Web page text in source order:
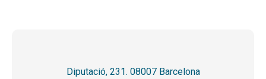
Diputació, 231. 08007 Barcelona